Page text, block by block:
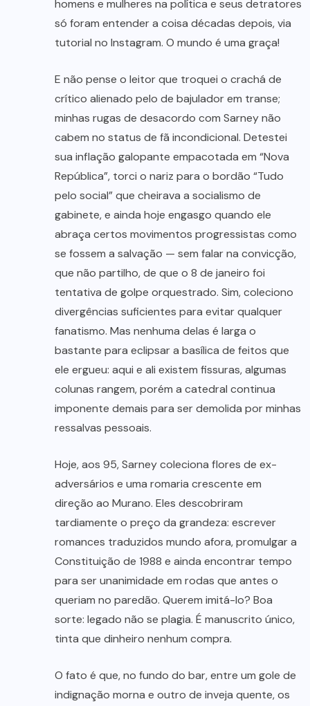
homens e mulheres na política e seus detratores
só foram entender a coisa décadas depois, via
tutorial no Instagram. O mundo é uma graça!
E não pense o leitor que troquei o crachá de
crítico alienado pelo de bajulador em transe;
minhas rugas de desacordo com Sarney não
cabem no status de fã incondicional. Detestei
sua inflação galopante empacotada em “Nova
República”, torci o nariz para o bordão “Tudo
pelo social” que cheirava a socialismo de
gabinete, e ainda hoje engasgo quando ele
abraça certos movimentos progressistas como
se fossem a salvação — sem falar na convicção,
que não partilho, de que o 8 de janeiro foi
tentativa de golpe orquestrado. Sim, coleciono
divergências suficientes para evitar qualquer
fanatismo. Mas nenhuma delas é larga o
bastante para eclipsar a basílica de feitos que
ele ergueu: aqui e ali existem fissuras, algumas
colunas rangem, porém a catedral continua
imponente demais para ser demolida por minhas
ressalvas pessoais.
Hoje, aos 95, Sarney coleciona flores de ex-
adversários e uma romaria crescente em
direção ao Murano. Eles descobriram
tardiamente o preço da grandeza: escrever
romances traduzidos mundo afora, promulgar a
Constituição de 1988 e ainda encontrar tempo
para ser unanimidade em rodas que antes o
queriam no paredão. Querem imitá-lo? Boa
sorte: legado não se plagia. É manuscrito único,
tinta que dinheiro nenhum compra.
O fato é que, no fundo do bar, entre um gole de
indignação morna e outro de inveja quente, os